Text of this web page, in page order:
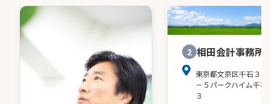
2 相田会計事務所
東京都文京区千石３－
－５パークハイム千石
３